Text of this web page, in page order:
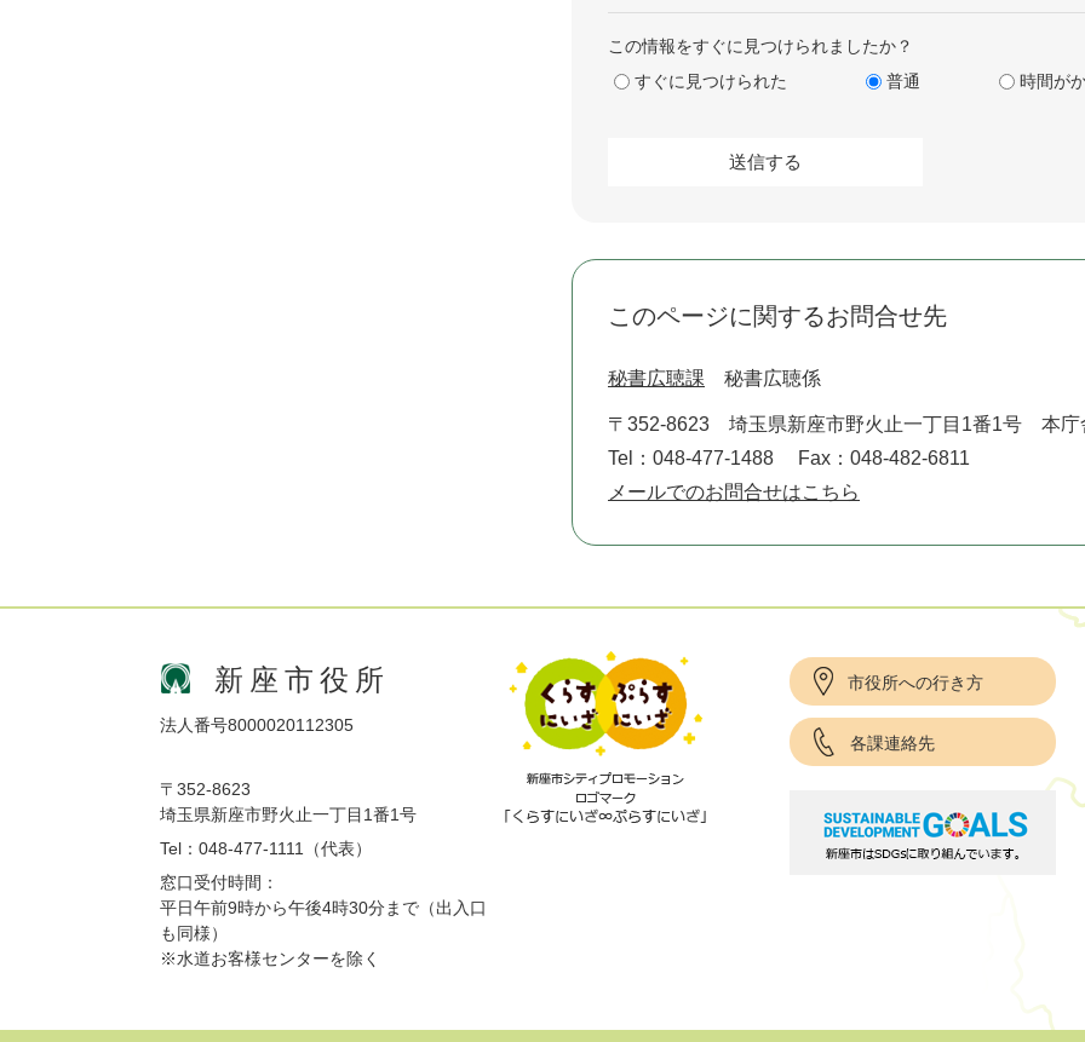
この情報をすぐに見つけられましたか？
すぐに見つけられた
普通 時間が
このページに関するお問合せ先
秘書広聴課 秘書広聴係
〒352-8623
埼玉県新座市野火止一丁目1番1号 本庁
Tel：048-477-1488
Fax：048-482-6811
メールでのお問合せはこちら
新座市役所
法人番号8000020112305
〒352-8623
埼玉県新座市野火止一丁目1番1号
Tel：048-477-1111（代表）
窓口受付時間：
平日午前9時から午後4時30分まで（出入口
も同様）
※水道お客様センターを除く
市役所への行き方
各課連絡先